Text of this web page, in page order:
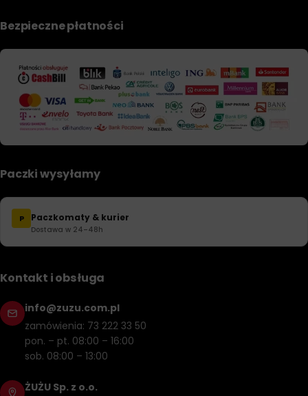
Bezpieczne płatności
Paczki wysyłamy
P Paczkomaty & kurier
Dostawa w 24–48h
Kontakt i obsługa
info@zuzu.com.pl
zamówienia: 73 222 33 50
pon. – pt. 08:00 – 16:00
sob. 08:00 – 13:00
ŻUŻU Sp. z o.o.